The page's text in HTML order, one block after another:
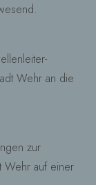
Wehr an die
zur
Wehr auf einer